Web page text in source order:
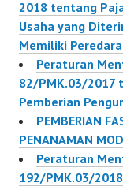
2018 tentang
Usaha yang
Memiliki
Peraturan
82/PMK.03/2017
Pemberian
PEMBERIAN
PENANAMAN
Peraturan
192/PMK.03/